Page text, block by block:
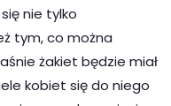
nie tylko
tym, co można
żakiet będzie miał
kobiet się do niego